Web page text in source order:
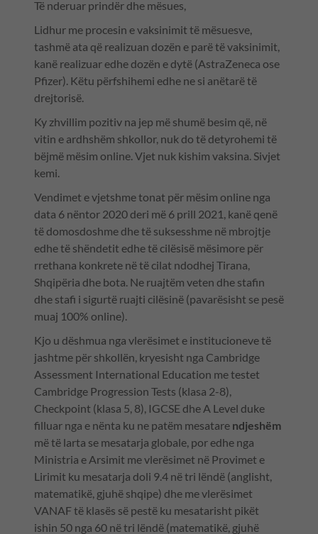
Të nderuar prindër dhe mësues,
Lidhur me procesin e vaksinimit të mësuesve,
tashmë ata që realizuan dozën e parë të vaksinimit,
kanë realizuar edhe dozën e dytë (AstraZeneca ose
Pfizer). Këtu përfshihemi edhe ne si anëtarë të
drejtorisë.
Ky zhvillim pozitiv na jep më shumë besim që, në
vitin e ardhshëm shkollor, nuk do të detyrohemi të
bëjmë mësim online. Vjet nuk kishim vaksina. Sivjet
kemi.
Vendimet e vjetshme tonat për mësim online nga
data 6 nëntor 2020 deri më 6 prill 2021, kanë qenë
të domosdoshme dhe të suksesshme në mbrojtje
edhe të shëndetit edhe të cilësisë mësimore për
rrethana konkrete në të cilat ndodhej Tirana,
Shqipëria dhe bota. Ne ruajtëm veten dhe stafin
dhe stafi i sigurtë ruajti cilësinë (pavarësisht se pesë
muaj 100% online).
Kjo u dëshmua nga vlerësimet e institucioneve të
jashtme për shkollën, kryesisht nga Cambridge
Assessment International Education me testet
Cambridge Progression Tests (klasa 2-8),
Checkpoint (klasa 5, 8), IGCSE dhe A Level duke
filluar nga e nënta ku ne patëm mesatare ndjeshëm
më të larta se mesatarja globale, por edhe nga
Ministria e Arsimit me vlerësimet në Provimet e
Lirimit ku mesatarja doli 9.4 në tri lëndë (anglisht,
matematikë, gjuhë shqipe) dhe me vlerësimet
VANAF të klasës së pestë ku mesatarisht pikët
ishin 50 nga 60 në tri lëndë (matematikë, gjuhë